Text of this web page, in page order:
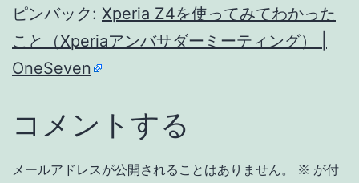
ピンバック: Xperia Z4を使ってみてわかった
こと（Xperiaアンバサダーミーティング） |
OneSeven
コメントする
メールアドレスが公開されることはありません。 ※ が付